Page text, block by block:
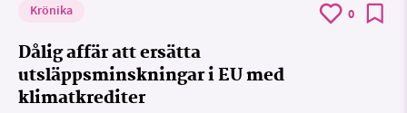
Krönika 0
Dålig affär att ersätta
utsläppsminskningar i EU med
klimatkrediter